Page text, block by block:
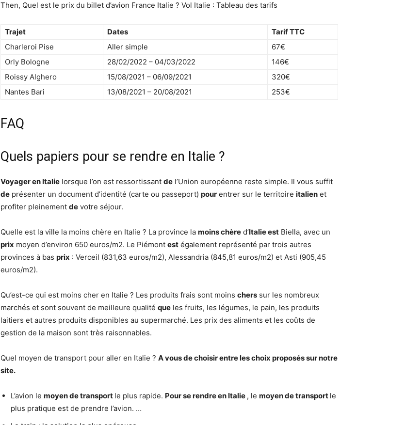
Then, Quel est le prix du billet d’avion France Italie ? Vol Italie : Tableau des tarifs
Trajet Dates
Tarif TTC
Charleroi Pise
Aller simple
67€
Orly Bologne
28/02/2022 – 04/03/2022
146€
Roissy Alghero
15/08/2021 – 06/09/2021
320€
Nantes Bari
13/08/2021 – 20/08/2021 253€
FAQ
Quels papiers pour se rendre en Italie ?
Voyager en Italie lorsque l’on est ressortissant de l’Union européenne reste simple. Il vous suffit
de présenter un document d’identité (carte ou passeport) pour entrer sur le territoire italien et
profiter pleinement de votre séjour.
Quelle est la ville la moins chère en Italie ? La province la moins chère d’Italie est Biella, avec un
prix moyen d’environ 650 euros/m2. Le Piémont est également représenté par trois autres
provinces à bas prix : Verceil (831,63 euros/m2), Alessandria (845,81 euros/m2) et Asti (905,45
euros/m2).
Qu’est-ce qui est moins cher en Italie ? Les produits frais sont moins chers sur les nombreux
marchés et sont souvent de meilleure qualité que les fruits, les légumes, le pain, les produits
laitiers et autres produits disponibles au supermarché. Les prix des aliments et les coûts de
gestion de la maison sont très raisonnables.
Quel moyen de transport pour aller en Italie ? A vous de choisir entre les choix proposés sur notre
site.
L’avion le moyen de transport le plus rapide. Pour se rendre en Italie , le moyen de transport le
plus pratique est de prendre l’avion. …